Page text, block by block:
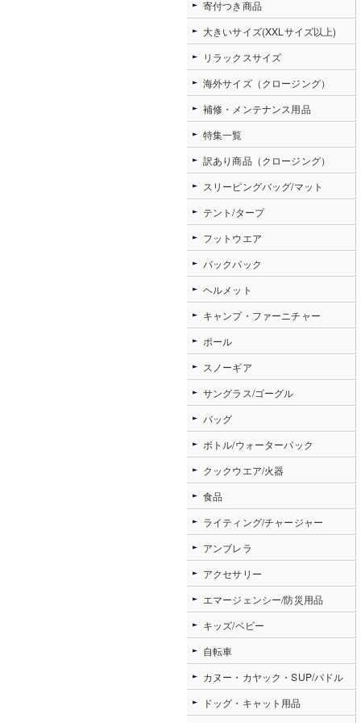
寄付つき商品
大きいサイズ(XXLサイズ以上)
リラックスサイズ
海外サイズ（クロージング）
補修・メンテナンス用品
特集一覧
訳あり商品（クロージング）
スリーピングバッグ/マット
テント/タープ
フットウエア
バックパック
ヘルメット
キャンプ・ファーニチャー
ポール
スノーギア
サングラス/ゴーグル
バッグ
ボトル/ウォーターパック
クックウエア/火器
食品
ライティング/チャージャー
アンブレラ
アクセサリー
エマージェンシー/防災用品
キッズ/ベビー
自転車
カヌー・カヤック・SUP/パドル
ドッグ・キャット用品